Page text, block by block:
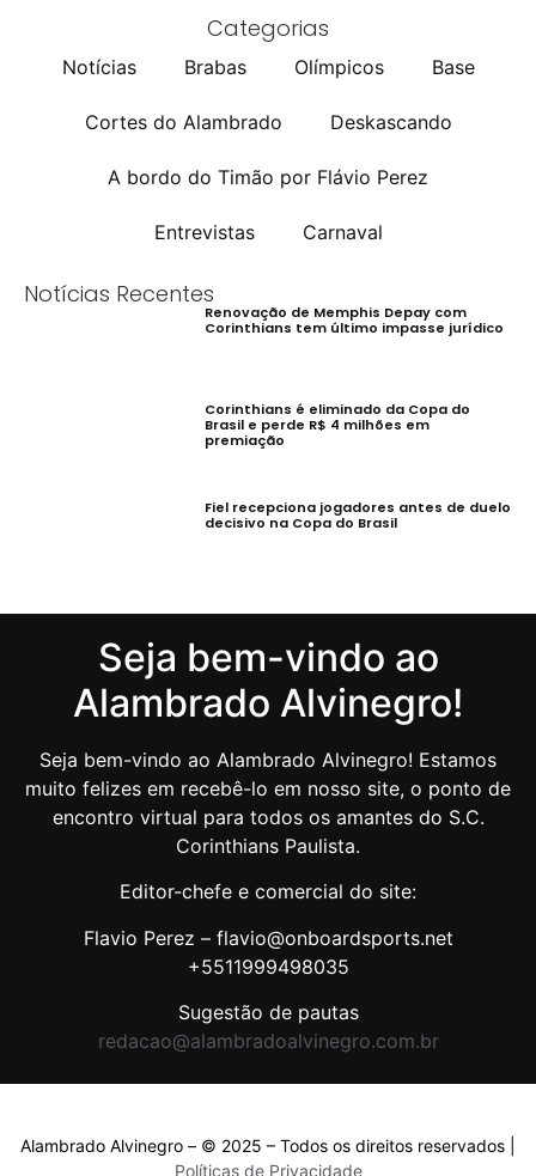
Categorias
Notícias Brabas Olímpicos Base
Cortes do Alambrado Deskascando
A bordo do Timão por Flávio Perez
Entrevistas Carnaval
Notícias Recentes
Renovação de Memphis Depay com
Corinthians tem último impasse jurídico
Corinthians é eliminado da Copa do
Brasil e perde R$ 4 milhões em
premiação
Fiel recepciona jogadores antes de duelo
decisivo na Copa do Brasil
Seja bem-vindo ao
Alambrado Alvinegro!
Seja bem-vindo ao Alambrado Alvinegro! Estamos
muito felizes em recebê-lo em nosso site, o ponto de
encontro virtual para todos os amantes do S.C.
Corinthians Paulista.
Editor-chefe e comercial do site:
Flavio Perez – flavio@onboardsports.net
+5511999498035
Sugestão de pautas
redacao@alambradoalvinegro.com.br
Alambrado Alvinegro – © 2025 – Todos os direitos reservados |
Políticas de Privacidade